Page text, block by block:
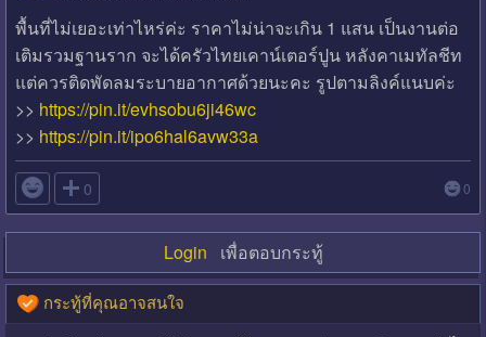
พื้นที่ไม่เยอะเท่าไหร่ค่ะ ราคาไม่น่าจะเกิน 1 แสน เป็นงานต่อ
เติมรวมฐานราก จะได้ครัวไทยเคาน์เตอร์ปูน หลังคาเมทัลชีท
แต่ควรติดพัดลมระบายอากาศด้วยนะคะ รูปตามลิงค์แนบค่ะ
>> https://pin.it/evhsobu6ji46wc
>> https://pin.it/ipo6hal6avw33a
 0 0
Login เพื่อตอบกระทู้
กระทู้ที่คุณอาจสนใจ